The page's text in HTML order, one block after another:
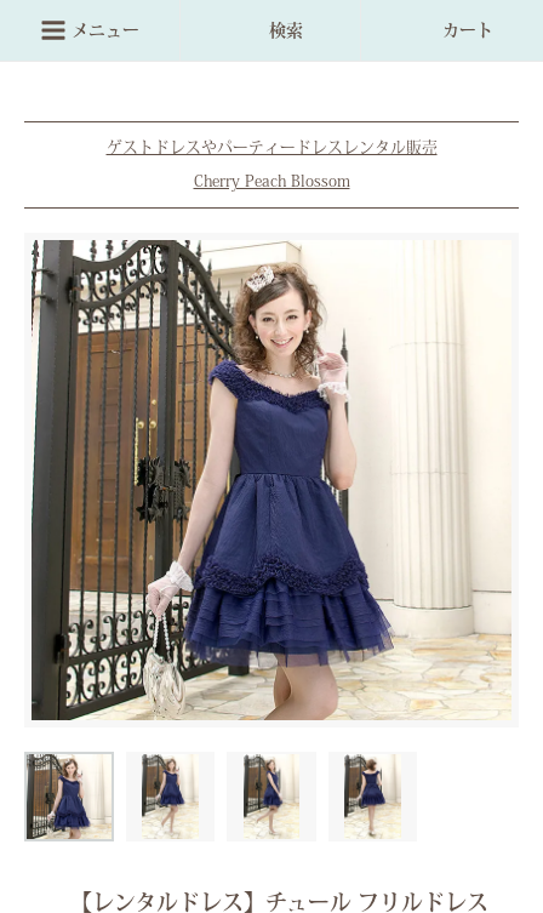
メニュー 検索 カート
ゲストドレスやパーティードレスレンタル販売
Cherry Peach Blossom
【レンタルドレス】チュール フリルドレス